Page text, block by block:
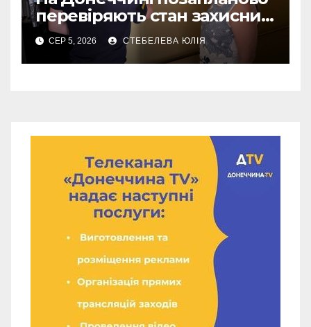
перевіряють стан захисних
споруд
СЕР 5, 2026 СТЕБЕЛЕВА ЮЛІЯ